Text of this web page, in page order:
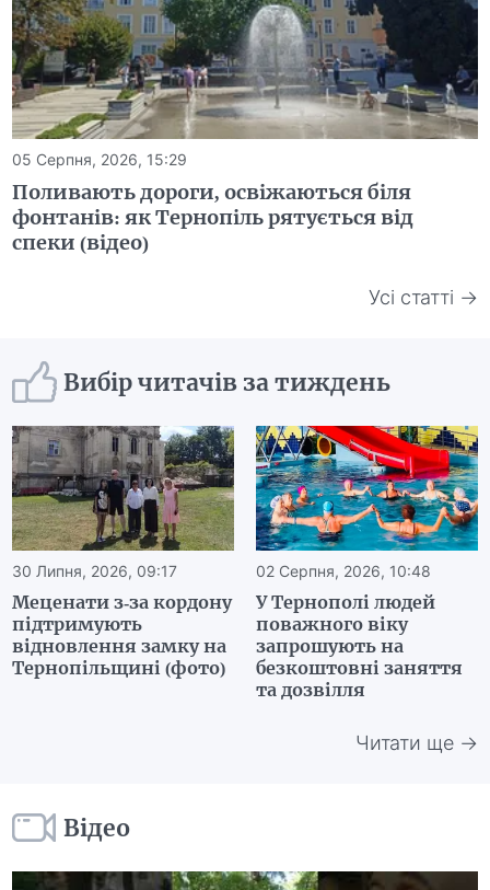
05 Серпня, 2026, 15:29
Поливають дороги, освіжаються біля
фонтанів: як Тернопіль рятується від
спеки (відео)
Усі статті →
Вибір читачів за тиждень
30 Липня, 2026, 09:17
Меценати з-за кордону
підтримують
відновлення замку на
Тернопільщині (фото)
02 Серпня, 2026, 10:48
У Тернополі людей
поважного віку
запрошують на
безкоштовні заняття
та дозвілля
Читати ще →
Відео